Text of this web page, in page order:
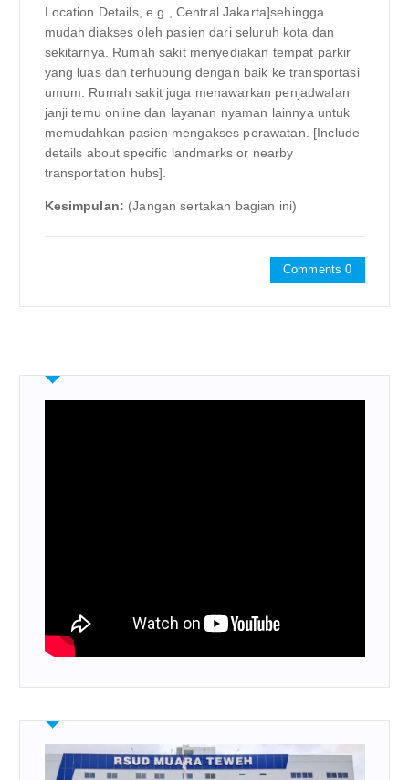
Location Details, e.g., Central Jakarta]sehingga
mudah diakses oleh pasien dari seluruh kota dan
sekitarnya. Rumah sakit menyediakan tempat parkir
yang luas dan terhubung dengan baik ke transportasi
umum. Rumah sakit juga menawarkan penjadwalan
janji temu online dan layanan nyaman lainnya untuk
memudahkan pasien mengakses perawatan. [Include
details about specific landmarks or nearby
transportation hubs].
Kesimpulan: (Jangan sertakan bagian ini)
Comments 0